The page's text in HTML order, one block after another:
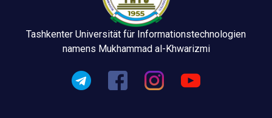
Tashkenter Universität für Informationstechnologien
namens Mukhammad al-Khwarizmi